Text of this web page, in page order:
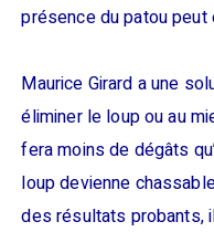
présence du patou
Maurice Girard a une
éliminer le loup ou au
fera moins de dégâts
loup devienne
des résultats probants,